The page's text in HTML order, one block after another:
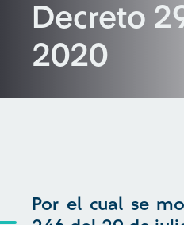
Decreto
2020
Por el cual se